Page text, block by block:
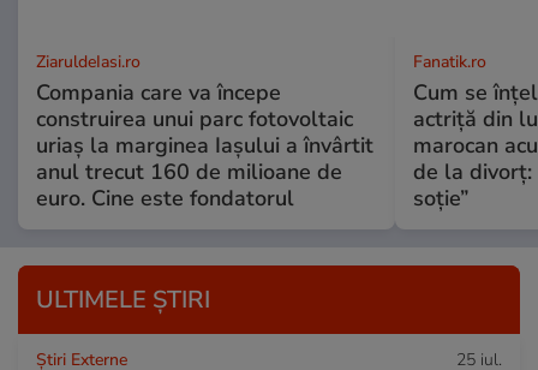
ZiaruldeIasi.ro
Compania care va începe
construirea unui parc fotovoltaic
uriaș la marginea Iașului a învârtit
anul trecut 160 de milioane de
euro. Cine este fondatorul
Fanatik.ro
Cum se
actriță din
marocan
de la divorț:
soție”
ULTIMELE ȘTIRI
Știri Externe 25 iul.